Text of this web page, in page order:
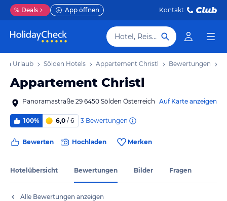
% Deals App öffnen Kontakt
Hotel, Reiseziel
Urlaub Sölden Hotels Appartement Christl Bewertungen
Appartement Christl
Panoramastraße 29 6450 Sölden Österreich Auf Karte anzeigen
100% 6,0 / 6 3 Bewertungen
Bewerten Hochladen Merken
Hotelübersicht Bewertungen Bilder Fragen
Alle Bewertungen anzeigen